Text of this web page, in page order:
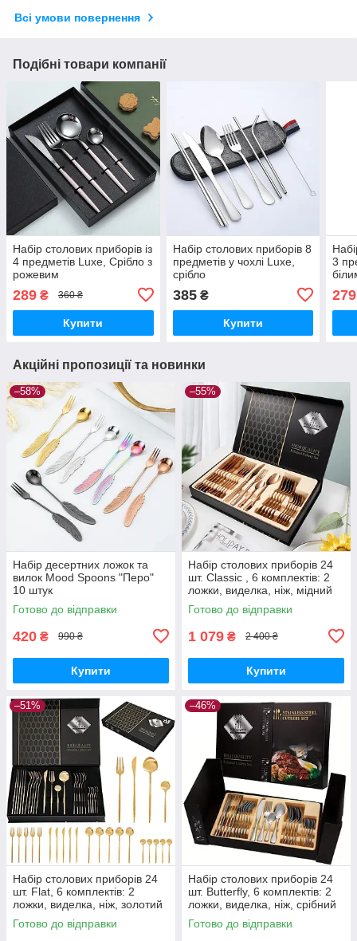
Всі умови повернення
Подібні товари компанії
Набір столових приборів із
4 предметів Luxe, Срібло з
рожевим
289 ₴ 360 ₴
Купити
Набір столових приборів 8
предметів у чохлі Luxe,
срібло
385₴
Купити
3
279
Акційні пропозиції та новинки
–58%
Набір десертних ложок та
вилок Mood Spoons "Перо"
10 штук
Готово до відправки
420 ₴ 990 ₴
Купити
–55%
Набір столових приборів 24
шт. Classic , 6 комплектів: 2
ложки, виделка, ніж, мідний
Готово до відправки
1 079 ₴ 2 400 ₴
Купити
–51%
Набір столових приборів 24
шт. Flat, 6 комплектів: 2
ложки, виделка, ніж, золотий
Готово до відправки
–46%
Набір столових приборів 24
шт. Butterfly, 6 комплектів: 2
ложки, виделка, ніж, срібний
Готово до відправки